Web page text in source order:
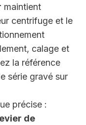
maintient
centrifuge et le
calage et
la référence
série gravé sur
précise :
de